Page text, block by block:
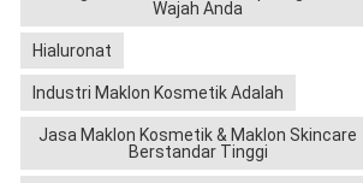
Wajah Anda
Hialuronat
Industri Maklon Kosmetik Adalah
Jasa Maklon Kosmetik & Maklon Skincare
Berstandar Tinggi